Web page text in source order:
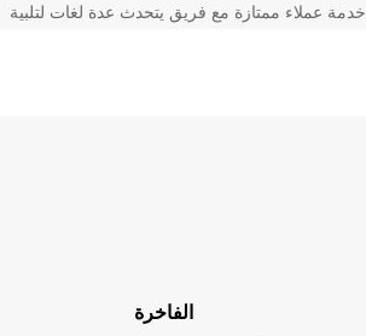
خدمة عملاء ممتازة مع فريق يتحدث عدة لغات لتلبية
الفاخرة